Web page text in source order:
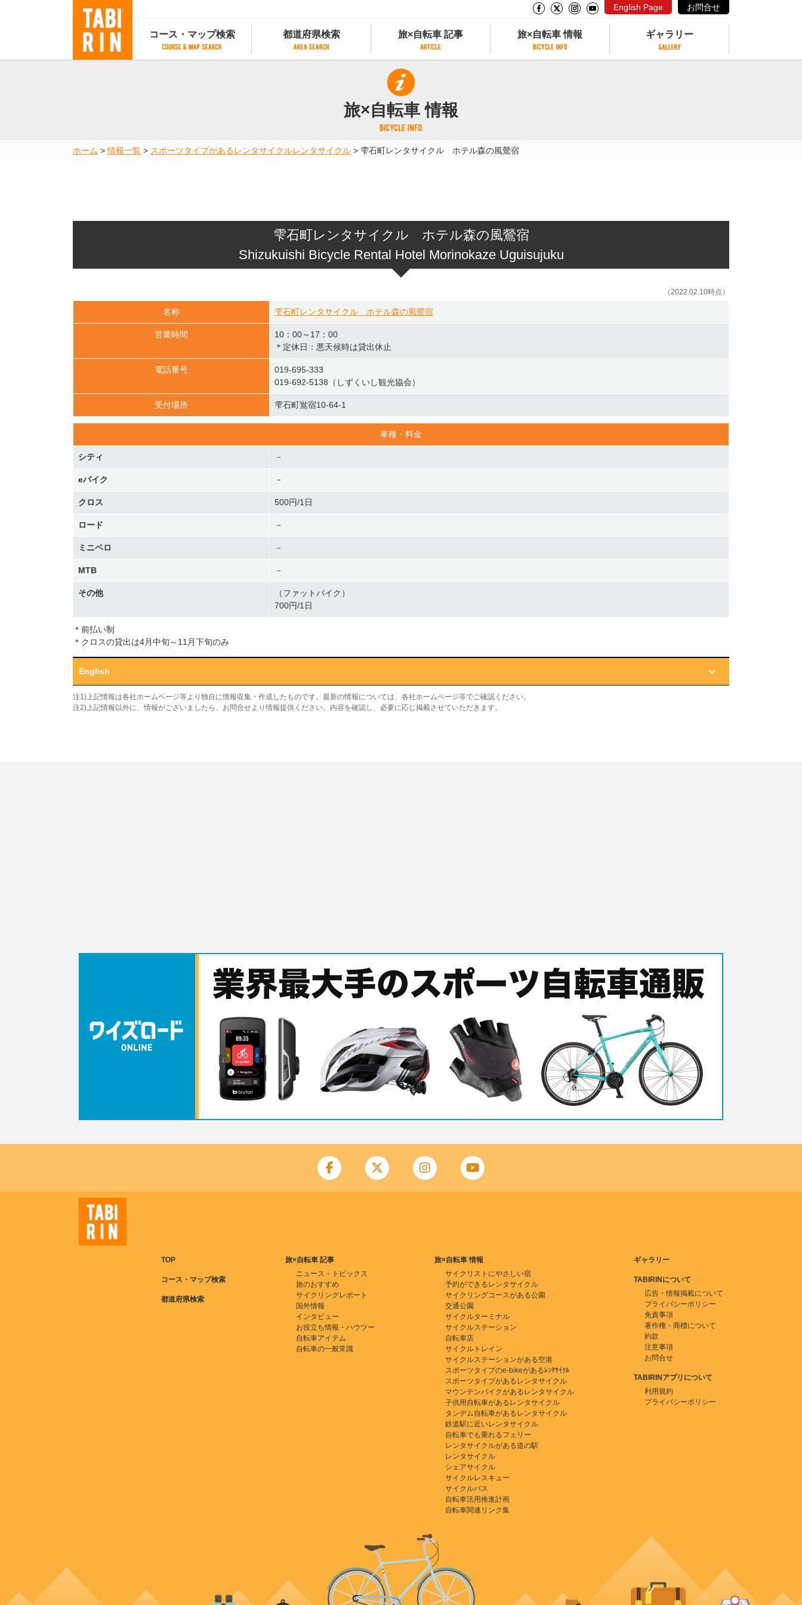
English Page お問合せ
コース・マップ検索
地図から検索
都道府県検索
都道府県別サイクリング情報
都道府県アクセスランキング
旅×自転車 記事
旅×自転車 記事
記事一覧
カテゴリから探す
タグから探す
旅×自転車 情報
サイクリストにやさしい宿
サイクルトレイン
予約ができるレンタサイクル
タンデム自転車があるレンタサイクル
ギャラリー
旅×自転車 情報
ホーム >情報一覧 > スポーツタイプがあるレンタサイクルレンタサイクル > 雫石町レンタサイクル ホテル森の風鶯宿
雫石町レンタサイクル ホテル森の風鶯宿
Shizukuishi Bicycle Rental Hotel Morinokaze Uguisujuku
（2022.02.10時点）
名称 雫石町レンタサイクル ホテル森の風鶯宿
営業時間
10：00～17：00
＊定休日：悪天候時は貸出休止
電話番号
019-695-333
019-692-5138（しずくいし観光協会）
受付場所 雫石町鴬宿10-64-1
車種・料金
シティ －
eバイク －
クロス 500円/1日
ロード －
ミニベロ －
MTB －
その他
（ファットバイク）
700円/1日
＊前払い制
＊クロスの貸出は4月中旬～11月下旬のみ
English
注1)上記情報は各社ホームページ等より独自に情報収集・作成したものです。最新の情報については、各社ホームページ等でご確認ください。
注2)上記情報以外に、情報がございましたら、お問合せより情報提供ください。内容を確認し、必要に応じ掲載させていただきます。
TOP
コース・マップ検索
都道府県検索
旅×自転車 記事
ニュース・トピックス
旅のおすすめ
サイクリングレポート
国外情報
インタビュー
お役立ち情報・ハウツー
自転車アイテム
自転車の一般常識
旅×自転車 情報
サイクリストにやさしい宿
予約ができるレンタサイクル
サイクリングコースがある公園
交通公園
サイクルターミナル
サイクルステーション
自転車店
サイクルトレイン
サイクルステーションがある空港
スポーツタイプのe-bikeがあるﾚﾝﾀｻｲｸﾙ
スポーツタイプがあるレンタサイクル
マウンテンバイクがあるレンタサイクル
子供用自転車があるレンタサイクル
タンデム自転車があるレンタサイクル
鉄道駅に近いレンタサイクル
自転車でも乗れるフェリー
レンタサイクルがある道の駅
レンタサイクル
シェアサイクル
サイクルレスキュー
サイクルバス
自転車活用推進計画
自転車関連リンク集
ギャラリー
TABIRINについて
広告・情報掲載について
プライバシーポリシー
免責事項
著作権・商標について
約款
注意事項
お問合せ
TABIRINアプリについて
利用規約
プライバシーポリシー